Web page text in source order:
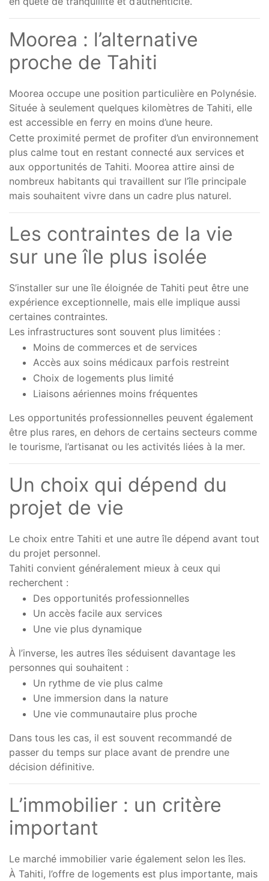
Moorea : l’alternative
proche de Tahiti
Moorea occupe une position particulière en Polynésie.
Située à seulement quelques kilomètres de Tahiti, elle
est accessible en ferry en moins d’une heure.
Cette proximité permet de profiter d’un environnement
plus calme tout en restant connecté aux services et
aux opportunités de Tahiti. Moorea attire ainsi de
nombreux habitants qui travaillent sur l’île principale
mais souhaitent vivre dans un cadre plus naturel.
Les contraintes de la vie
sur une île plus isolée
S’installer sur une île éloignée de Tahiti peut être une
expérience exceptionnelle, mais elle implique aussi
certaines contraintes.
Les infrastructures sont souvent plus limitées :
Moins de commerces et de services
Accès aux soins médicaux parfois restreint
Choix de logements plus limité
Liaisons aériennes moins fréquentes
Les opportunités professionnelles peuvent également
être plus rares, en dehors de certains secteurs comme
le tourisme, l’artisanat ou les activités liées à la mer.
Un choix qui dépend du
projet de vie
Le choix entre Tahiti et une autre île dépend avant tout
du projet personnel.
Tahiti convient généralement mieux à ceux qui
recherchent :
Des opportunités professionnelles
Un accès facile aux services
Une vie plus dynamique
À l’inverse, les autres îles séduisent davantage les
personnes qui souhaitent :
Un rythme de vie plus calme
Une immersion dans la nature
Une vie communautaire plus proche
Dans tous les cas, il est souvent recommandé de
passer du temps sur place avant de prendre une
décision définitive.
L’immobilier : un critère
important
Le marché immobilier varie également selon les îles.
À Tahiti, l’offre de logements est plus importante, mais